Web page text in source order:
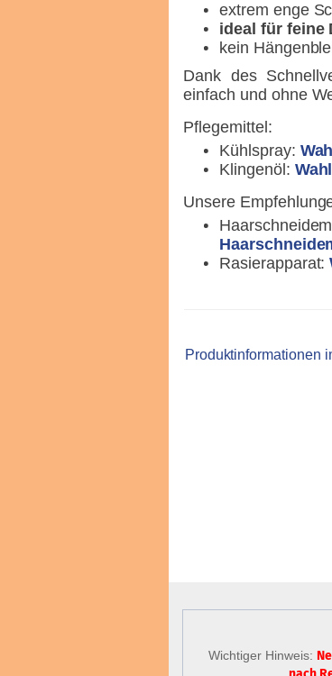
extrem enge
ideal für feine
kein
Dank des
einfach und ohne
Pflegemittel:
Kühlspray:
Klingenöl:
Unsere
Rasierapparat:
Produktinformationen
Wichtiger Hinweis: